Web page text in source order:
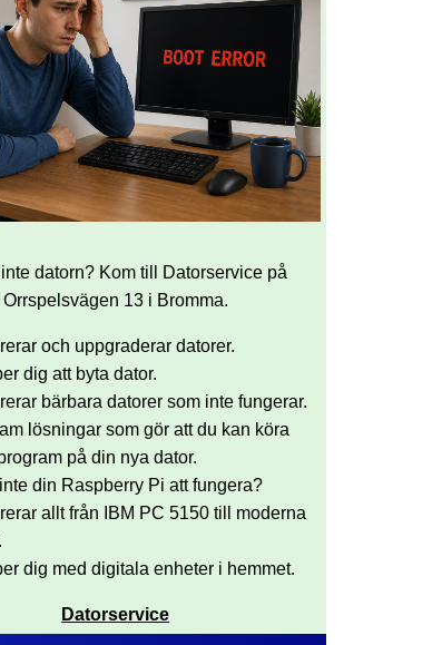
datorn? Kom till Datorservice på
Orrspelsvägen 13 i Bromma.
och uppgraderar datorer.
dig att byta dator.
bärbara datorer som inte fungerar.
lösningar som gör att du kan köra
på din nya dator.
din Raspberry Pi att fungera?
allt från IBM PC 5150 till moderna
dig med digitala enheter i hemmet.
Datorservice